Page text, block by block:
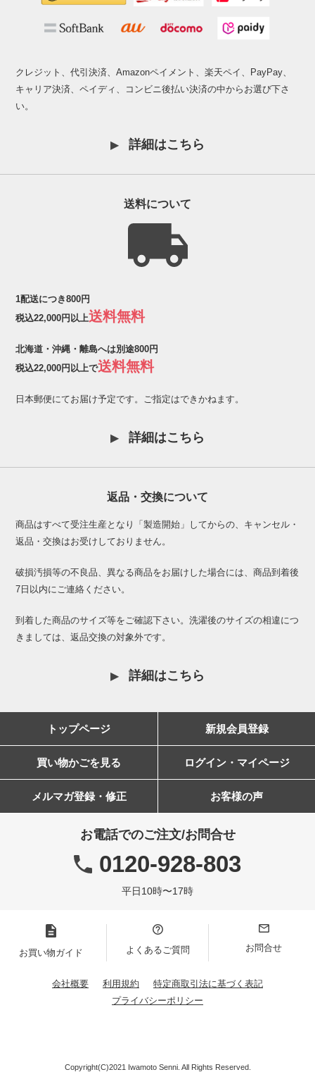
クレジット、代引決済、Amazonペイメント、楽天ペイ、PayPay、
キャリア決済、ペイディ、コンビニ後払い決済の中からお選び下さ
い。
詳細はこちら
送料について
1配送につき800円
税込22,000円以上送料無料
北海道・沖縄・離島へは別途800円
税込22,000円以上で送料無料
日本郵便にてお届け予定です。ご指定はできかねます。
詳細はこちら
返品・交換について
商品はすべて受注生産となり「製造開始」してからの、キャンセル・
返品・交換はお受けしておりません。
破損汚損等の不良品、異なる商品をお届けした場合には、商品到着後
7日以内にご連絡ください。
到着した商品のサイズ等をご確認下さい。洗濯後のサイズの相違につ
きましては、返品交換の対象外です。
詳細はこちら
トップページ 新規会員登録
買い物かごを見る ログイン・マイページ
メルマガ登録・修正 お客様の声
お電話でのご注文/お問合せ
0120-928-803
平日10時〜17時
お買い物ガイド よくあるご質問 お問合せ
会社概要 利用規約
特定商取引法に基づく表記
プライバシーポリシー
Copyright(C)2021 Iwamoto Senni. All Rights Reserved.